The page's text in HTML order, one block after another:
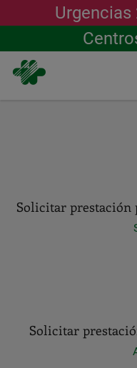
Urgencias
PORTAL.
Solicitar prestación
Solicitar